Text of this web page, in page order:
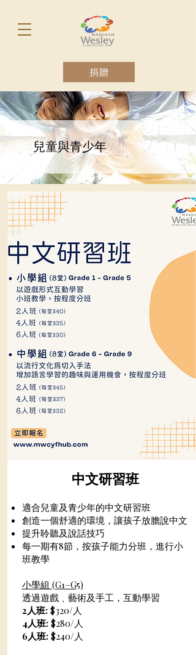
捐贈
兒童與青少年
中文研習班
適合兒童及青少年的中文研習班​
創造一個舒適的環境，讓孩子放膽說中文
提升聆聽及說話技巧
每一期有8節，按孩子能力分班，進行小
班教學​
小學組 (G1–G5)
透過遊戲﹑藝術及手工，互動學習
2人班:$320/人
4人班:$280/人
6人班: $240/人